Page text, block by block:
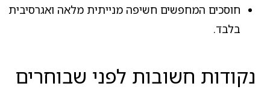
חוסכים המחפשים חשיפה מנייתית מלאה ואגרסיבית
בלבד.
נקודות חשובות לפני שבוחרים